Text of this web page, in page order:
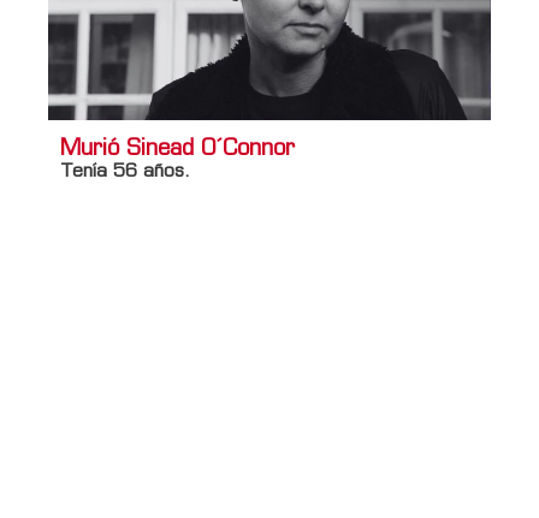
Murió Sinead O´Connor
Tenía 56 años.